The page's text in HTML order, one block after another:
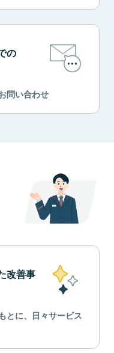
の
問い合わせ
改善事
とに、日々サービス